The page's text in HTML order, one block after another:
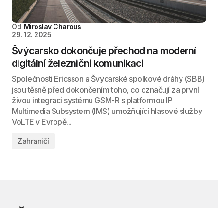
Od Miroslav Charous
29. 12. 2025
Švýcarsko dokončuje přechod na moderní
digitální železniční komunikaci
Společnosti Ericsson a Švýcarské spolkové dráhy (SBB)
jsou těsně před dokončením toho, co označují za první
živou integraci systému GSM-R s platformou IP
Multimedia Subsystem (IMS) umožňující hlasové služby
VoLTE v Evropě...
Zahraničí